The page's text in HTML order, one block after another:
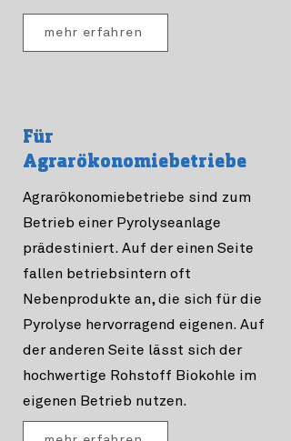
mehr erfahren
Für
Agrarökonomiebetriebe
Agrarökonomiebetriebe sind zum
Betrieb einer Pyrolyseanlage
prädestiniert. Auf der einen Seite
fallen betriebsintern oft
Nebenprodukte an, die sich für die
Pyrolyse hervorragend eigenen. Auf
der anderen Seite lässt sich der
hochwertige Rohstoff Biokohle im
eigenen Betrieb nutzen.